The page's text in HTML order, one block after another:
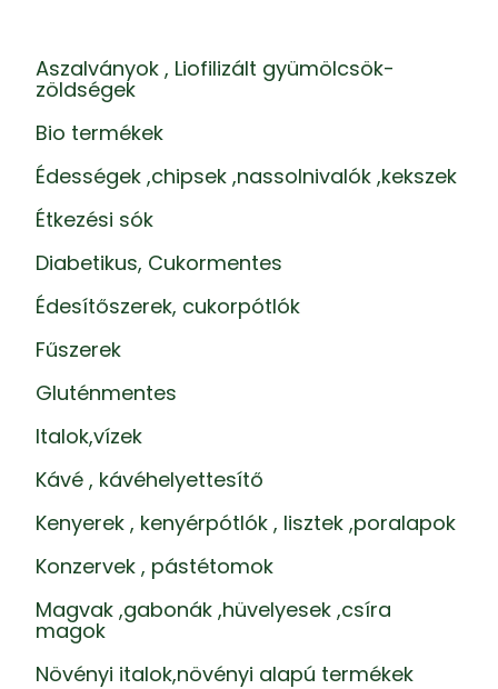
Aszalványok , Liofilizált gyümölcsök-
zöldségek
Bio termékek
Édességek ,chipsek ,nassolnivalók ,kekszek
Étkezési sók
Diabetikus, Cukormentes
Édesítőszerek, cukorpótlók
Fűszerek
Gluténmentes
Italok,vízek
Kávé , kávéhelyettesítő
Kenyerek , kenyérpótlók , lisztek ,poralapok
Konzervek , pástétomok
Magvak ,gabonák ,hüvelyesek ,csíra
magok
Növényi italok,növényi alapú termékek